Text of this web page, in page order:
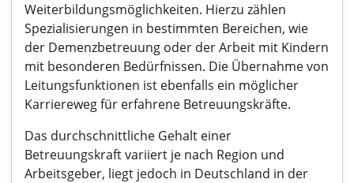
Weiterbildungsmöglichkeiten. Hierzu zählen
Spezialisierungen in bestimmten Bereichen, wie
der Demenzbetreuung oder der Arbeit mit Kindern
mit besonderen Bedürfnissen. Die Übernahme von
Leitungsfunktionen ist ebenfalls ein möglicher
Karriereweg für erfahrene Betreuungskräfte.
Das durchschnittliche Gehalt einer
Betreuungskraft variiert je nach Region und
Arbeitsgeber, liegt jedoch in Deutschland in der